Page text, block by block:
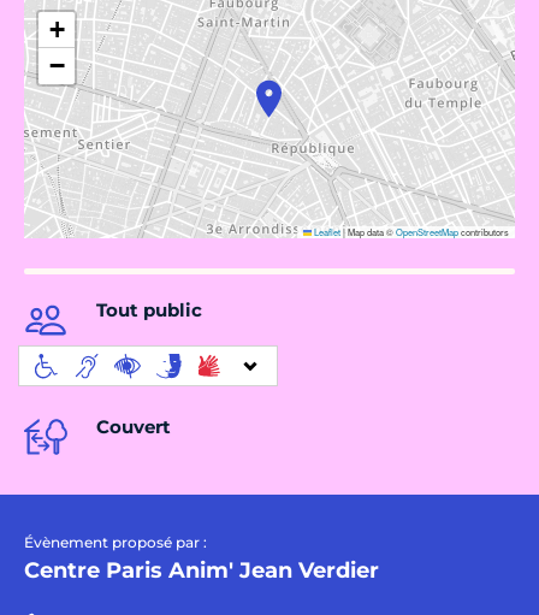
+
−
Leaflet|Map data ©OpenStreetMapcontributors
Tout public
Couvert
Évènement proposé par :
Centre Paris Anim' Jean Verdier